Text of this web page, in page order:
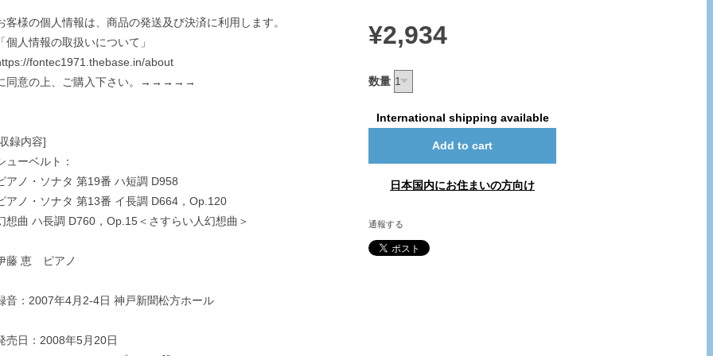
客様の個人情報は、商品の発送及び決済に利用します。
個人情報の取扱いについて」
fontec1971.thebase.in/about
同意の上、ご購入下さい。→→→→→
録内容]
ューベルト：
アノ・ソナタ 第19番 ハ短調 D958
アノ・ソナタ 第13番 イ長調 D664，Op.120
想曲 ハ長調 D760，Op.15＜さすらい人幻想曲＞
藤 恵 ピアノ
音：2007年4月2-4日 神戸新聞松方ホール
売日：2008年5月20日
¥2,934
数量
International shipping available
Add to cart
日本国内にお住まいの方向け
通報する